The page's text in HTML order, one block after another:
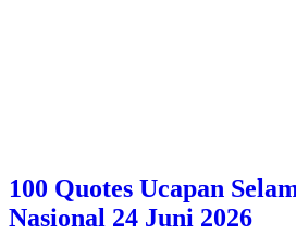
100 Quotes Ucapan
Nasional 24 Juni 2026